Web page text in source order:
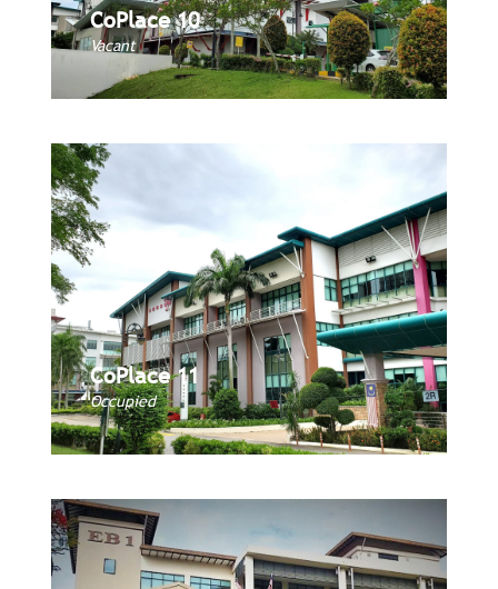
CoPlace 10
Vacant
CoPlace 10
Book Now
CoPlace 11
Occupied
CoPlace 11
Book Now